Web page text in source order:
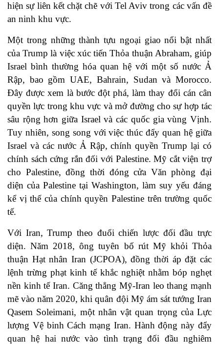
hiện sự liên kết chặt chẽ với Tel Aviv trong các vấn đề
an ninh khu vực.
Một trong những thành tựu ngoại giao nổi bật nhất
của Trump là việc xúc tiến Thỏa thuận Abraham, giúp
Israel bình thường hóa quan hệ với một số nước Ả
Rập, bao gồm UAE, Bahrain, Sudan và Morocco.
Đây được xem là bước đột phá, làm thay đổi cán cân
quyền lực trong khu vực và mở đường cho sự hợp tác
sâu rộng hơn giữa Israel và các quốc gia vùng Vịnh.
Tuy nhiên, song song với việc thúc đẩy quan hệ giữa
Israel và các nước Ả Rập, chính quyền Trump lại có
chính sách cứng rắn đối với Palestine. Mỹ cắt viện trợ
cho Palestine, đồng thời đóng cửa Văn phòng đại
diện của Palestine tại Washington, làm suy yếu đáng
kể vị thế của chính quyền Palestine trên trường quốc
tế.
Với Iran, Trump theo đuổi chiến lược đối đầu trực
diện. Năm 2018, ông tuyên bố rút Mỹ khỏi Thỏa
thuận Hạt nhân Iran (JCPOA), đồng thời áp đặt các
lệnh trừng phạt kinh tế khắc nghiệt nhằm bóp nghẹt
nền kinh tế Iran. Căng thẳng Mỹ-Iran leo thang mạnh
mẽ vào năm 2020, khi quân đội Mỹ ám sát tướng Iran
Qasem Soleimani, một nhân vật quan trọng của Lực
lượng Vệ binh Cách mạng Iran. Hành động này đẩy
quan hệ hai nước vào tình trạng đối đầu nghiêm